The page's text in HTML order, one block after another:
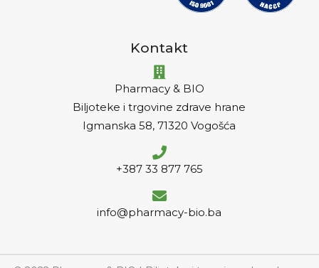
Kontakt
Pharmacy & BIO
Biljoteke i trgovine zdrave hrane
Igmanska 58, 71320 Vogošća
+387 33 877 765
info@pharmacy-bio.ba